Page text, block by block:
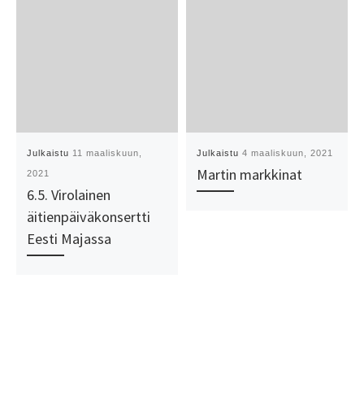
Julkaistu 11 maaliskuun,
2021
6.5. Virolainen
äitienpäiväkonsertti
Eesti Majassa
Julkaistu4 maaliskuun, 2021
Martin markkinat